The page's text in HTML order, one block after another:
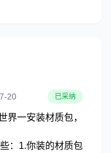
20 已采纳
界一安装材质包，
：1.你装的材质包